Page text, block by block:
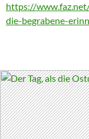
https://
die-begrabene-